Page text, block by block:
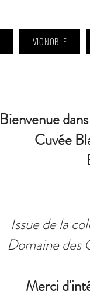
VIGNOBLE
Bienvenue
Cuvée
Issue de la
Domaine des
Merci